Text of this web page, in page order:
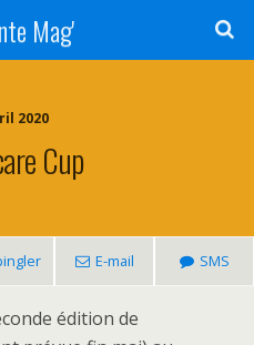
Mag'
2020
Cup
E-mail SMS
édition de